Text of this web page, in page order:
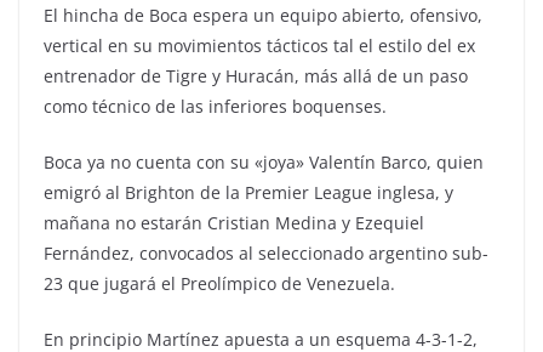
El hincha de Boca espera un equipo abierto, ofensivo,
vertical en su movimientos tácticos tal el estilo del ex
entrenador de Tigre y Huracán, más allá de un paso
como técnico de las inferiores boquenses.
Boca ya no cuenta con su «joya» Valentín Barco, quien
emigró al Brighton de la Premier League inglesa, y
mañana no estarán Cristian Medina y Ezequiel
Fernández, convocados al seleccionado argentino sub-
23 que jugará el Preolímpico de Venezuela.
En principio Martínez apuesta a un esquema 4-3-1-2,